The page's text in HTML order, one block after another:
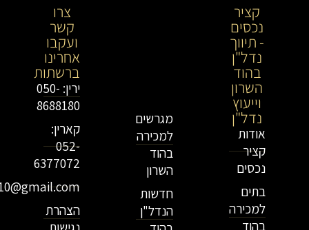
קציר
נכסים
- תיווך
נדל"ן
בהוד
השרון
וייעוץ
נדל"ן
אודות
קציר
נכסים
בתים
למכירה
בהוד
מגרשים
למכירה
בהוד
השרון
חדשות
הנדל"ן
צרו
קשר
ועקבו
אחרינו
ברשתות
ירין: 050-
8688180
קארין:
052-
6377072
הצהרת